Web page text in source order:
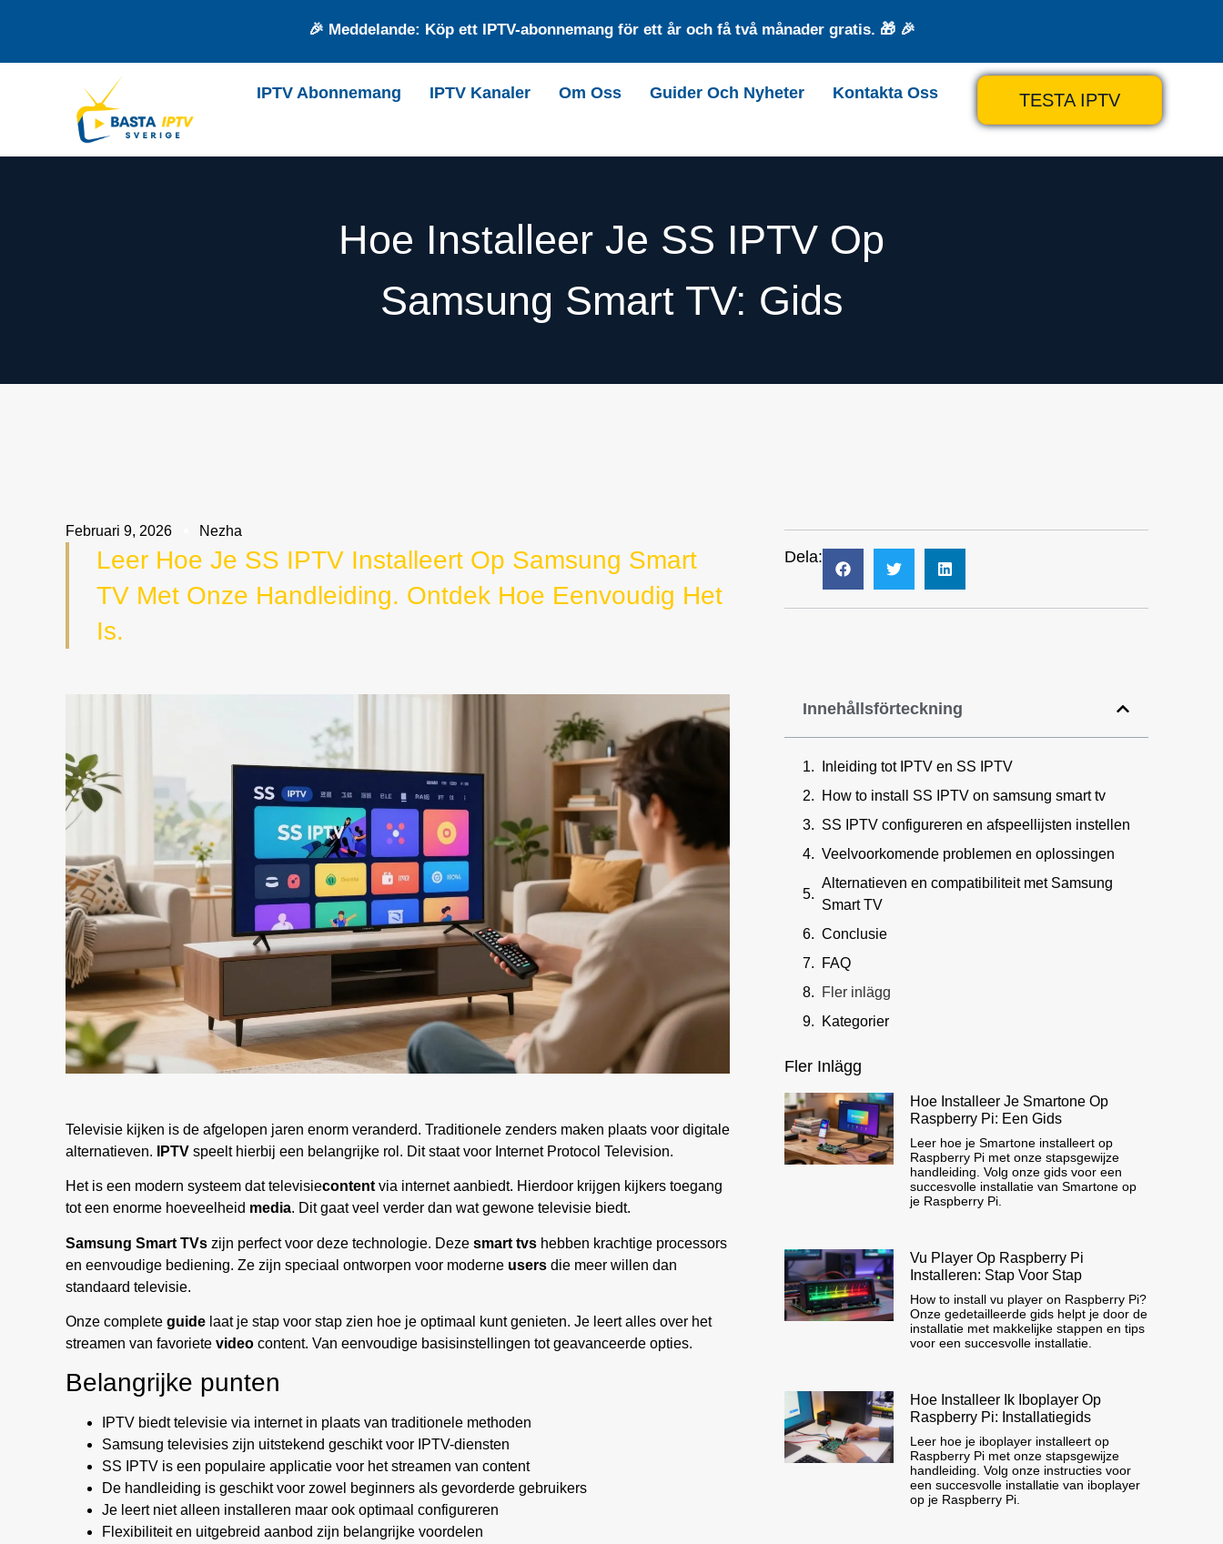
🎉 Meddelande: Köp ett IPTV-abonnemang för ett år och få två månader gratis. 🎁 🎉
IPTV Abonnemang IPTV Kanaler Om Oss Guider Och Nyheter Kontakta Oss TESTA IPTV
Hoe Installeer Je SS IPTV Op
Samsung Smart TV: Gids
Februari 9, 2026 Nezha
Leer Hoe Je SS IPTV Installeert Op Samsung Smart
TV Met Onze Handleiding. Ontdek Hoe Eenvoudig Het
Is.
Televisie kijken is de afgelopen jaren enorm veranderd. Traditionele zenders maken plaats voor digitale
alternatieven.
IPTV speelt hierbij een belangrijke rol. Dit staat voor Internet Protocol Television.
Het is een modern systeem dat televisiecontent via internet aanbiedt. Hierdoor krijgen kijkers toegang
tot een enorme hoeveelheid media. Dit gaat veel verder dan wat gewone televisie biedt.
Samsung Smart TVs zijn perfect voor deze technologie. Deze smart tvs hebben krachtige processors
en eenvoudige bediening. Ze zijn speciaal ontworpen voor moderne users die meer willen dan
standaard televisie.
Onze complete guide laat je stap voor stap zien hoe je optimaal kunt genieten. Je leert alles over het
streamen van favoriete video content. Van eenvoudige basisinstellingen tot geavanceerde opties.
Belangrijke punten
IPTV biedt televisie via internet in plaats van traditionele methoden
Samsung televisies zijn uitstekend geschikt voor IPTV-diensten
SS IPTV is een populaire applicatie voor het streamen van content
De handleiding is geschikt voor zowel beginners als gevorderde gebruikers
Je leert niet alleen installeren maar ook optimaal configureren
Flexibiliteit en uitgebreid aanbod zijn belangrijke voordelen
Dela:
Innehållsförteckning
Inleiding tot IPTV en SS IPTV
How to install SS IPTV on samsung smart tv
SS IPTV configureren en afspeellijsten instellen
Veelvoorkomende problemen en oplossingen
Alternatieven en compatibiliteit met Samsung
Smart TV
Conclusie
FAQ
Fler inlägg
Kategorier
Fler Inlägg
Hoe Installeer Je Smartone Op
Raspberry Pi: Een Gids
Leer hoe je Smartone installeert op
Raspberry Pi met onze stapsgewijze
handleiding. Volg onze gids voor een
succesvolle installatie van Smartone op
je Raspberry Pi.
Vu Player Op Raspberry Pi
Installeren: Stap Voor Stap
How to install vu player on Raspberry Pi?
Onze gedetailleerde gids helpt je door de
installatie met makkelijke stappen en tips
voor een succesvolle installatie.
Hoe Installeer Ik Iboplayer Op
Raspberry Pi: Installatiegids
Leer hoe je iboplayer installeert op
Raspberry Pi met onze stapsgewijze
handleiding. Volg onze instructies voor
een succesvolle installatie van iboplayer
op je Raspberry Pi.